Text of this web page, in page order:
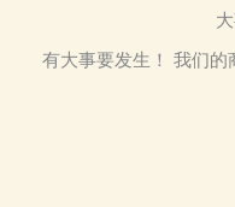
有大事要发生！ 我们的